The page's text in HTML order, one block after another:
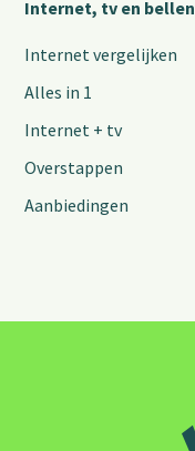
Internet, tv en bellen
Internet vergelijken
Alles in 1
Internet + tv
Overstappen
Aanbiedingen